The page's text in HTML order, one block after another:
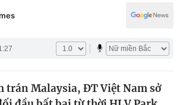
trán Malaysia, ĐT Việt Nam sở